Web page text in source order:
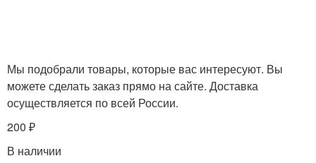
Мы подобрали товары, которые вас интересуют. Вы
можете сделать заказ прямо на сайте. Доставка
осуществляется по всей России.
200 ₽
В наличии